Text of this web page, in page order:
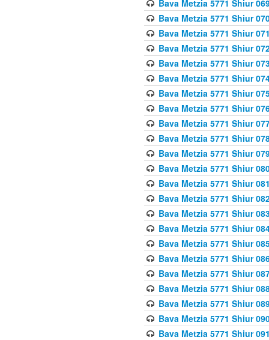
Bava Metzia 5771 Shiur
Bava Metzia 5771 Shiur
Bava Metzia 5771 Shiur
Bava Metzia 5771 Shiur
Bava Metzia 5771 Shiur
Bava Metzia 5771 Shiur
Bava Metzia 5771 Shiur
Bava Metzia 5771 Shiur
Bava Metzia 5771 Shiur
Bava Metzia 5771 Shiur
Bava Metzia 5771 Shiur
Bava Metzia 5771 Shiur
Bava Metzia 5771 Shiur
Bava Metzia 5771 Shiur
Bava Metzia 5771 Shiur
Bava Metzia 5771 Shiur
Bava Metzia 5771 Shiur
Bava Metzia 5771 Shiur
Bava Metzia 5771 Shiur
Bava Metzia 5771 Shiur
Bava Metzia 5771 Shiur
Bava Metzia 5771 Shiur
Bava Metzia 5771 Shiur